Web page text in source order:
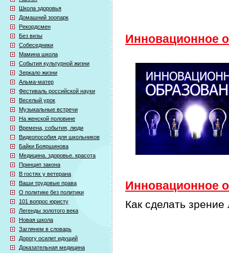
Школа здоровья
Домашний зоопарк
Рекордсмен
Без визы
Собеседники
Мамина школа
События культурной жизни
Зеркало жизни
Альма-матер
Фестиваль российской науки
Веселый урок
Музыкальные встречи
На женской половине
Времена, события, люди
Видеопособия для школьников
Байки Бояршинова
Медицина. здоровье. красота
Принцип закона
В гостях у ветерана
Ваши трудовые права
О политике без политики
101 вопрос юристу
Легенды золотого века
Новая школа
Заглянем в словарь
Дорогу осилит идущий
Доказательная медицина
Инновационное
Инновационное
Как сделать